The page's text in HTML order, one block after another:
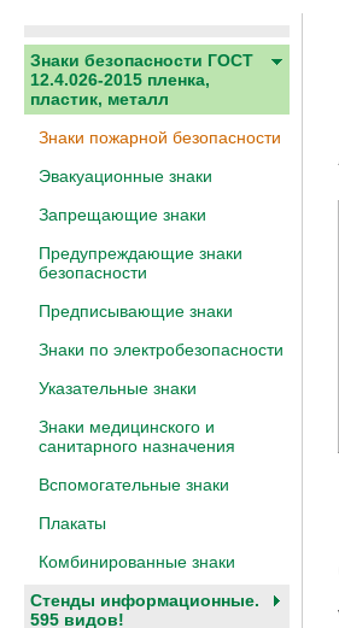
Знаки безопасности ГОСТ
12.4.026-2015 пленка,
пластик, металл
Знаки пожарной безопасности
Эвакуационные знаки
Запрещающие знаки
Предупреждающие знаки
безопасности
Предписывающие знаки
Знаки по электробезопасности
Указательные знаки
Знаки медицинского и
санитарного назначения
Вспомогательные знаки
Плакаты
Комбинированные знаки
Стенды информационные.
595 видов!